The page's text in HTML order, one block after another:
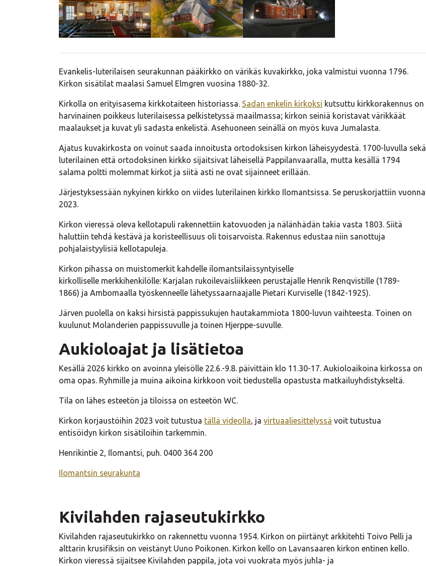
Evankelis-luterilaisen seurakunnan pääkirkko on värikäs kuvakirkko, joka valmistui vuonna 1796.
Kirkon sisätilat maalasi Samuel Elmgren vuosina 1880-32.
Kirkolla on erityisasema kirkkotaiteen historiassa. Sadan enkelin kirkoksi kutsuttu kirkkorakennus on
harvinainen poikkeus luterilaisessa pelkistetyssä maailmassa; kirkon seiniä koristavat värikkäät
maalaukset ja kuvat yli sadasta enkelistä. Asehuoneen seinällä on myös kuva Jumalasta.
Ajatus kuvakirkosta on voinut saada innoitusta ortodoksisen kirkon läheisyydestä. 1700-luvulla sekä
luterilainen että ortodoksinen kirkko sijaitsivat läheisellä Pappilanvaaralla, mutta kesällä 1794
salama poltti molemmat kirkot ja siitä asti ne ovat sijainneet erillään.
Järjestyksessään nykyinen kirkko on viides luterilainen kirkko Ilomantsissa. Se peruskorjattiin vuonna
2023.
Kirkon vieressä oleva kellotapuli rakennettiin katovuoden ja nälänhädän takia vasta 1803. Siitä
haluttiin tehdä kestävä ja koristeellisuus oli toisarvoista. Rakennus edustaa niin sanottuja
pohjalaistyylisiä kellotapuleja.
Kirkon pihassa on muistomerkit kahdelle ilomantsilaissyntyiselle
kirkolliselle merkkihenkilölle: Karjalan rukoilevaisliikkeen perustajalle Henrik Renqvistille (1789-
1866) ja Ambomaalla työskenneelle lähetyssaarnaajalle Pietari Kurviselle (1842-1925).
Järven puolella on kaksi hirsistä pappissukujen hautakammiota 1800-luvun vaihteesta. Toinen on
kuulunut Molanderien pappissuvulle ja toinen Hjerppe-suvulle.
Aukioloajat ja lisätietoa
Kesällä 2026 kirkko on avoinna yleisölle 22.6.-9.8. päivittäin klo 11.30-17. Aukioloaikoina kirkossa on
oma opas. Ryhmille ja muina aikoina kirkkoon voit tiedustella opastusta matkailuyhdistykseltä.
Tila on lähes esteetön ja tiloissa on esteetön WC.
Kirkon korjaustöihin 2023 voit tutustua tällä videolla, ja virtuaaliesittelyssä voit tutustua
entisöidyn kirkon sisätiloihin tarkemmin.
Henrikintie 2, Ilomantsi, puh. 0400 364 200
Ilomantsin seurakunta
Kivilahden rajaseutukirkko
Kivilahden rajaseutukirkko on rakennettu vuonna 1954. Kirkon on piirtänyt arkkitehti Toivo Pelli ja
alttarin krusifiksin on veistänyt Uuno Poikonen. Kirkon kello on Lavansaaren kirkon entinen kello.
Kirkon vieressä sijaitsee Kivilahden pappila, jota voi vuokrata myös juhla- ja